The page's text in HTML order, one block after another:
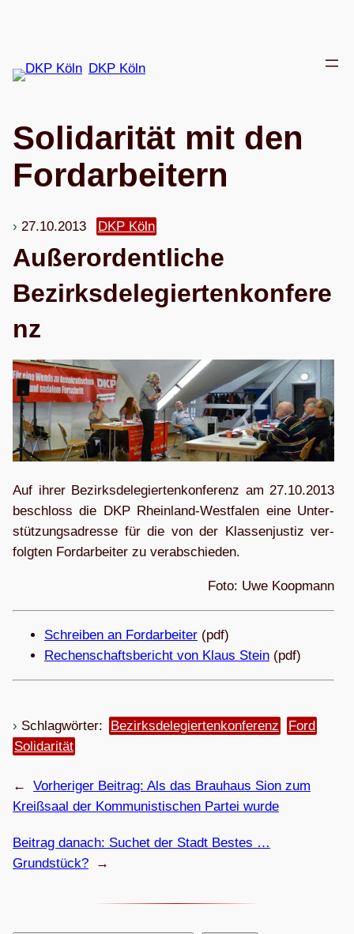
springen
DKP Köln
Soli­da­ri­tät mit den
Fordarbeitern
27.10.2013 DKP Köln
Außer­or­dent­li­che
Bezirksdelegiertenkonfere
nz
Auf ih­rer Be­zirks­de­le­gier­ten­kon­fe­renz am 27.10.2013
be­schloss die DKP Rhein­­land-Wes­t­­fa­­len ei­ne Un­ter­
stüt­zungs­adres­se für die von der Klas­sen­jus­tiz ver­
folg­ten Ford­ar­bei­ter zu verabschieden.
Foto: Uwe Koopmann
Schrei­ben an For­d­ar­bei­ter (pdf)
Rechen­schafts­be­richt von Klaus Stein (pdf)
Schlagwörter: Be­zirks­de­le­gier­ten­kon­fe­renz
Ford
Soli­dari­tät
← Vorheriger Beitrag: Als das Brau­haus Sion zum
Kreiß­saal der Kom­mu­nis­ti­schen Par­tei wurde
Beitrag danach: Suchet der Stadt Bes­tes …
Grundstück?
→